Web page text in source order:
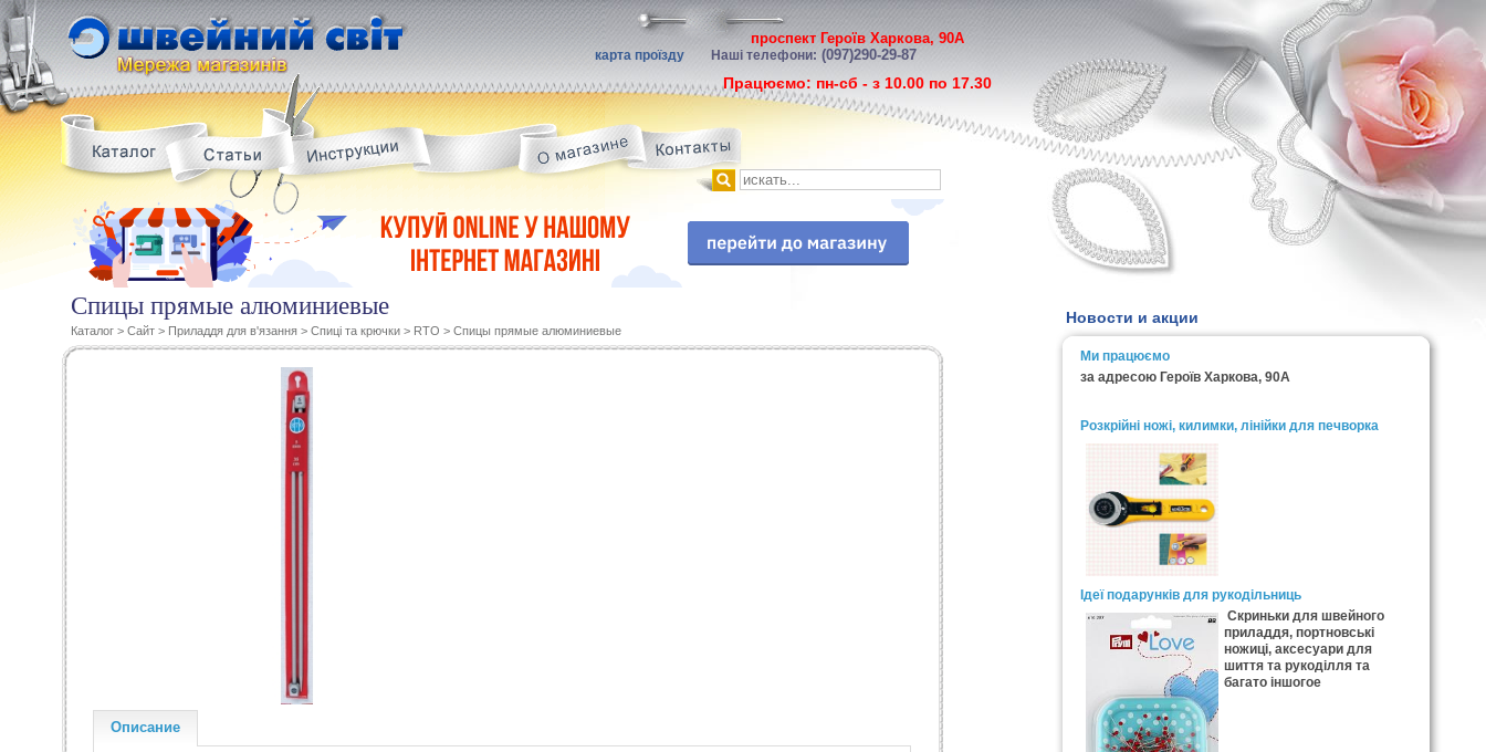
проспект Героїв Харкова, 90А
карта проїздуНаші телефони: (097)290-29-87
Працюємо: пн-сб - з 10.00 по 17.30
Спицы прямые алюминиевые
Каталог> Сайт> Приладдя для в'язання> Спиці та крючки> RTO > Спицы прямые алюминиевые
Описание
Новости и акции
Ми працюємо
за адресою Героїв Харкова, 90А
Розкрійні ножі, килимки, лінійки для печворка
Ідеї подарунків для рукодільниць
Скриньки для швейного
приладдя, портновські
ножиці, аксесуари для
шиття та рукоділля та
багато іншогое